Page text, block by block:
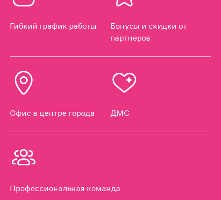
Гибкий график работы
Бонусы и скидки от
партнеров
Офис в центре города ДМС
Профессиональная команда